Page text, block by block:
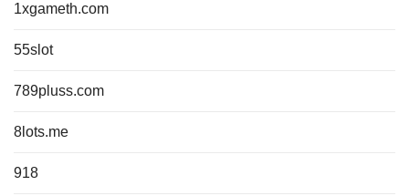
1xgameth.com
55slot
789pluss.com
8lots.me
918